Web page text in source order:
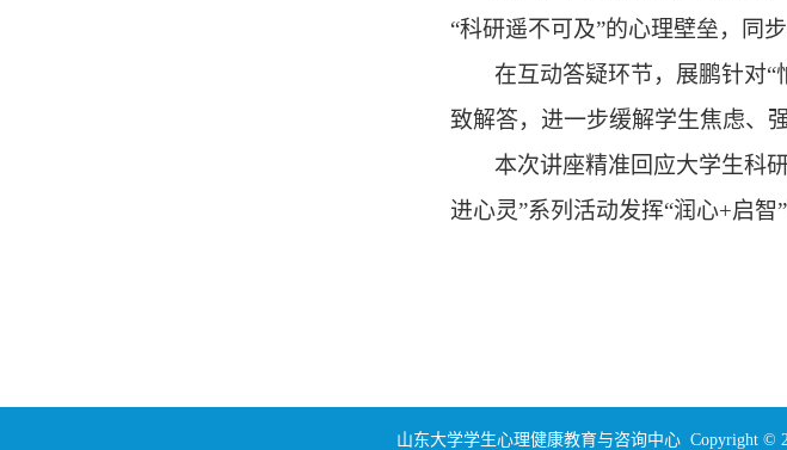
“科研遥不可及”的心理壁垒，同
在互动答疑环节，展鹏针对“
致解答，进一步缓解学生焦虑、
本次讲座精准回应大学生科
进心灵”系列活动发挥“润心+启智
山东大学学生心理健康教育与咨询中心 Copyright ©